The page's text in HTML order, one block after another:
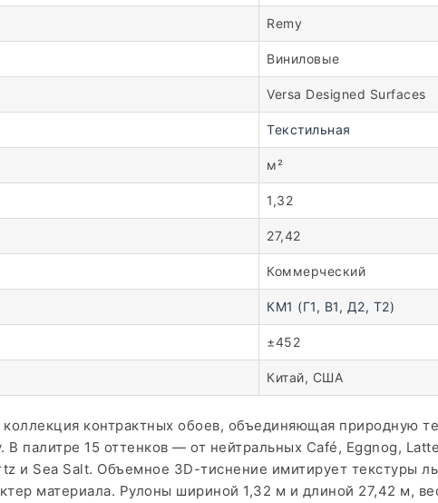
Remy
Виниловые
Versa Designed Surfaces
Текстильная
м²
1,32
27,42
Коммерческий
КМ1 (Г1, В1, Д2, Т2)
±452
Китай, США
контрактных обоев, объединяющая природную
палитре 15 оттенков — от нейтральных Café, Eggnog,
и Sea Salt. Объемное 3D-тиснение имитирует текстуры
материала. Рулоны шириной 1,32 м и длиной 27,42 м,